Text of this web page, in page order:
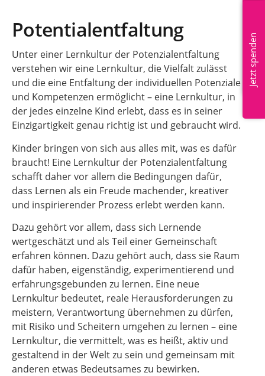
Mitglied werden
Jetzt spenden
Potentialentfaltung
Unter einer Lernkultur der Potenzialentfaltung
verstehen wir eine Lernkultur, die Vielfalt zulässt
und die eine Entfaltung der individuellen Potenziale
und Kompetenzen ermöglicht – eine Lernkultur, in
der jedes einzelne Kind erlebt, dass es in seiner
Einzigartigkeit genau richtig ist und gebraucht wird.
Kinder bringen von sich aus alles mit, was es dafür
braucht! Eine Lernkultur der Potenzialentfaltung
schafft daher vor allem die Bedingungen dafür,
dass Lernen als ein Freude machender, kreativer
und inspirierender Prozess erlebt werden kann.
Dazu gehört vor allem, dass sich Lernende
wertgeschätzt und als Teil einer Gemeinschaft
erfahren können. Dazu gehört auch, dass sie Raum
dafür haben, eigenständig, experimentierend und
erfahrungsgebunden zu lernen. Eine neue
Lernkultur bedeutet, reale Herausforderungen zu
meistern, Verantwortung übernehmen zu dürfen,
mit Risiko und Scheitern umgehen zu lernen – eine
Lernkultur, die vermittelt, was es heißt, aktiv und
gestaltend in der Welt zu sein und gemeinsam mit
anderen etwas Bedeutsames zu bewirken.